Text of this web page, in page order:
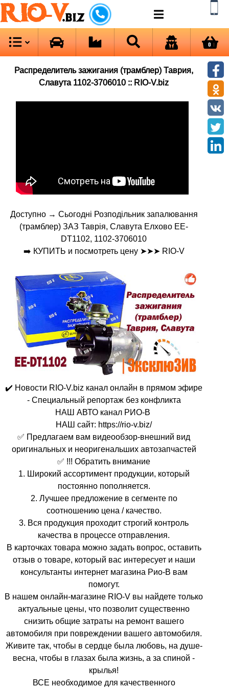
RIO-V.biz
0
Распределитель зажигания (трамблер) Таврия,
Славута 1102-3706010 :: RIO-V.biz
Доступно → Сьогодні Розподільник запалювання
(трамблер) ЗАЗ Таврія, Славута Елхово EE-
DT1102, 1102-3706010
➡️ КУПИТЬ и посмотреть цену ➤➤➤ RIO-V
✔️ Новости RIO-V.biz канал онлайн в прямом эфире
- Специальный репортаж без конфликта
НАШ АВТО канал РИО-В
НАШ сайт: https://rio-v.biz/
✅ Предлагаем вам видеообзор-внешний вид
оригинальных и неоригенальших автозапчастей
✅ !!! Обратить внимание
1. Широкий ассортимент продукции, который
постоянно пополняется.
2. Лучшее предложение в сегменте по
соотношению цена / качество.
3. Вся продукция проходит строгий контроль
качества в процессе отправления.
В карточках товара можно задать вопрос, оставить
отзыв о товаре, который вас интересует и наши
консультанты интернет магазина Рио-В вам
помогут.
В нашем онлайн-магазине RIO-V вы найдете только
актуальные цены, что позволит существенно
снизить общие затраты на ремонт вашего
автомобиля при повреждении вашего автомобиля.
Живите так, чтобы в сердце была любовь, на душе-
весна, чтобы в глазах была жизнь, а за спиной -
крылья!
ВСЕ необходимое для качественного